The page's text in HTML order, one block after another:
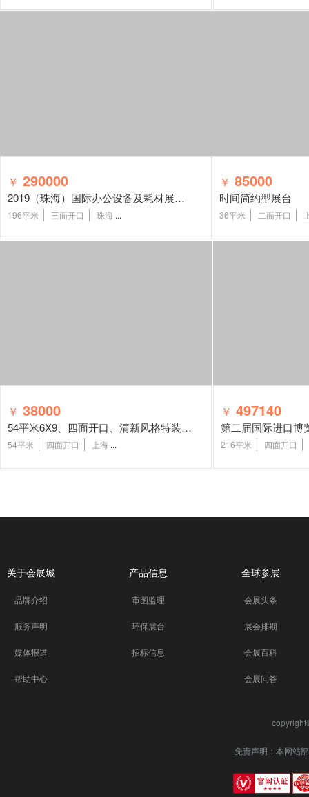
￥ 290000
2019（珠海）国际办公设备及耗材展展台设计搭建
196平米 三面开口 珠海 ...
￥ 85000
时间简约型展台
36平米 二面开口
￥ 38000
54平米6X9、四面开口、清新风格特装展台
54平米 四面开口 上海 ...
￥ 497140
第二届国际进口博
216平米 四面开口
关于会展城
品牌介绍
服务声明
媒体报道
帮助中心
产品信息
审图监理
环保展台
招标信息
全球参展
会展头条
展会排期
会展百科
会展问答
免责声明：本网站